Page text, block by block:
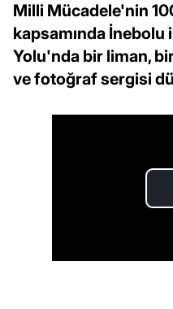
Milli Mücadele'nin
kapsamında
Yolu'nda bir liman,
ve fotoğraf sergisi